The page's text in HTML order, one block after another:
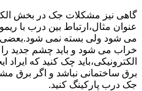
گاهی نیز مشکلات جک در بخش
عنوان مثال،ارتباط بین درب با
می شود ولی بسته نمی
خراب می شود و باید چشم جدید
الکترونیکی،باید چک کنید که
برق ساختمانی نباشد و اگر برق
جک درب پارکینگ کنید.